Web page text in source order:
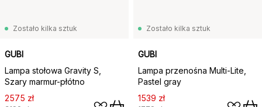
Zostało kilka sztuk
GUBI
Lampa stołowa Gravity S,
Szary marmur-płótno
2575 zł
Zostało kilka sztuk
GUBI
Lampa przenośna Multi-Lite,
Pastel gray
1539 zł